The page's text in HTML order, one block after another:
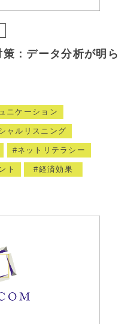
：データ分析が明ら
ニケーション
ャルリスニング
ネットリテラシー
ト 経済効果